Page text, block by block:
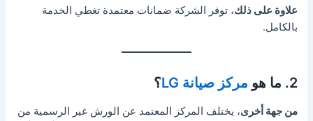
علاوة على ذلك، توفر الشركة ضمانات معتمدة تغطي الخدمة
بالكامل.
2. ما هو مركز صيانة LG ؟
من جهة أخرى، يختلف المركز المعتمد عن الورش غير الرسمية من